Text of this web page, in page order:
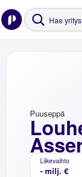
Puuseppä
Liikevaihto
- milj. €